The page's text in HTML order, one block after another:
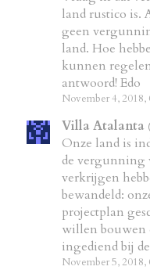
land rustico is.
geen
land. Hoe
kunnen
antwoord! Edo
November 4, 2018,
Villa Atalanta
Onze land is
de vergunning
verkrijgen
bewandeld:
projectplan
willen bouwen
ingediend bij
November 5, 2018,